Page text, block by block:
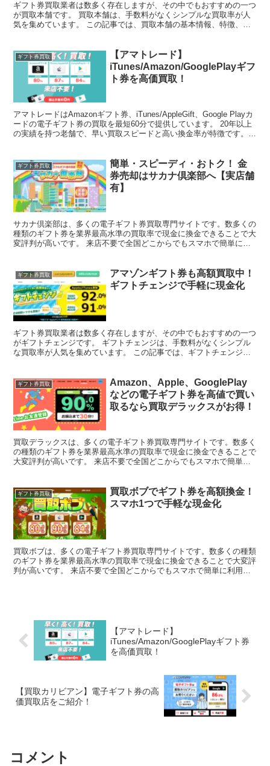
ギフト券買取業者は数多く存在しますが、その中でもおすすめの一つ
が買取本舗です。 買取本舗は、手数料がなくシンプルな買取率が人
気を集めています。 この記事では、買取本舗の基本情報、特徴、実
ギフト券買取
【アマトレード】
iTunes/Amazon/GooglePlayギフ
ト券を高価買取！
アマトレードはAmazonギフト券、iTunes/AppleGift、Google Playカ
ードの電子ギフト券の買取を最短60分で提供しています。 20年以上
の実績を持つ老舗で、早い買取スピードと高い換金率が特徴です。ア
ギフト券買取
簡単・スピーディ・おトク！ 金
券売却はサカナ倶楽部へ【実店舗
有】
サカナ倶楽部は、多くの電子ギフト券買取専門サイトです。数多くの
種類のギフト券を業界最高水準の買取率で現金に換金できることで大
変評判が高いです。 来店不要で全国どこからでもスマホで簡単に利
ギフト券買取
アマゾンギフト券も高額買取中！
ギフトチェンジで手軽に現金化
ギフト券買取業者は数多く存在しますが、その中でもおすすめの一つ
がギフトチェンジです。 ギフトチェンジは、手数料がなくシンプル
な買取率が人気を集めています。 この記事では、ギフトチェンジの
ギフト券買取
Amazon、Apple、GooglePlay
などの電子ギフト券を高値で買い
取るなら買取デラックスがお得！
買取デラックスは、多くの電子ギフト券買取専門サイトです。数多く
の種類のギフト券を業界最高水準の買取率で現金に換金できることで
大変評判が高いです。 来店不要で全国どこからでもスマホで簡単に
ギフト券買取
買取ボブでギフト券を高額換金！
スマホ1つで手軽な現金化
買取ボブは、多くの電子ギフト券買取専門サイトです。数多くの種類
のギフト券を業界最高水準の買取率で現金に換金できることで大変評
判が高いです。 来店不要で全国どこからでもスマホで簡単に利用で
【アマトレード】
iTunes/Amazon/GooglePlayギフト券
を高価買取！
【買取カリビアン】電子ギフト券の高
価買取店をご紹介！
コメント